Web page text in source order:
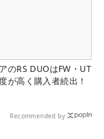
のRS DUOはFW・UT
が高く購入者続出！
Recommended by